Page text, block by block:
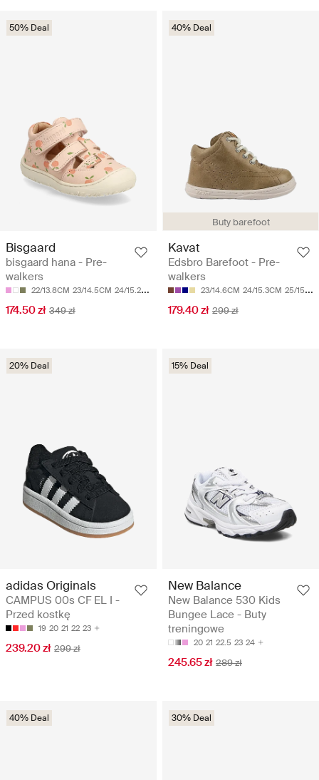
50% Deal
Bisgaard
bisgaard hana - Pre-
walkers
22/13.8CM 23/14.5CM 24/15.2CM 25/15.9CM 26/16.5CM
174.50 zł 349 zł
Buty barefoot
40% Deal
Kavat
Edsbro Barefoot - Pre-
walkers
23/14.6CM 24/15.3CM 25/15.9CM
179.40 zł 299 zł
20% Deal
adidas Originals
CAMPUS 00s CF EL I -
Przed kostkę
19 20 21 22 23
239.20 zł 299 zł
15% Deal
New Balance
New Balance 530 Kids
Bungee Lace - Buty
treningowe
20 21 22.5 23 24
245.65 zł 289 zł
40% Deal 30% Deal